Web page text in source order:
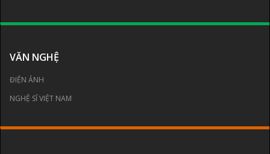
VĂN NGHỆ
ĐIỆN ẢNH
NGHỆ SĨ VIỆT NAM